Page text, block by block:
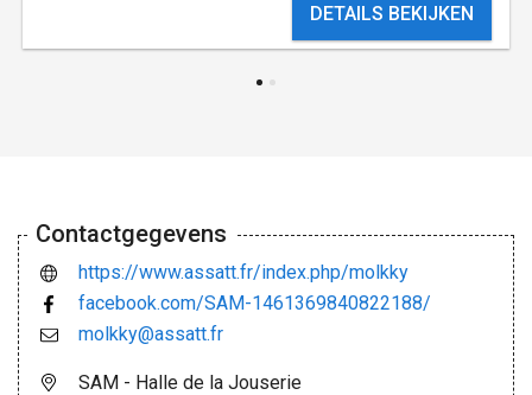
DETAILS BEKIJKEN
Contactgegevens
https://www.assatt.fr/index.php/molkky
facebook.com/SAM-1461369840822188/
molkky@assatt.fr
SAM - Halle de la Jouserie